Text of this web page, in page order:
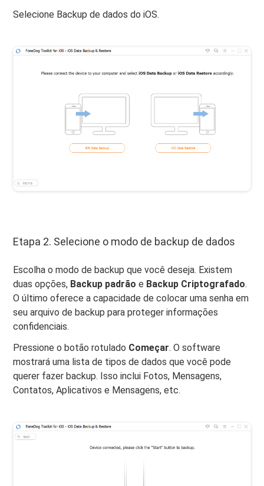
Selecione Backup de dados do iOS.
Etapa 2. Selecione o modo de backup de dados
Escolha o modo de backup que você deseja. Existem
duas opções, Backup padrão e Backup Criptografado.
O último oferece a capacidade de colocar uma senha em
seu arquivo de backup para proteger informações
confidenciais.
Pressione o botão rotulado Começar. O software
mostrará uma lista de tipos de dados que você pode
querer fazer backup. Isso inclui Fotos, Mensagens,
Contatos, Aplicativos e Mensagens, etc.